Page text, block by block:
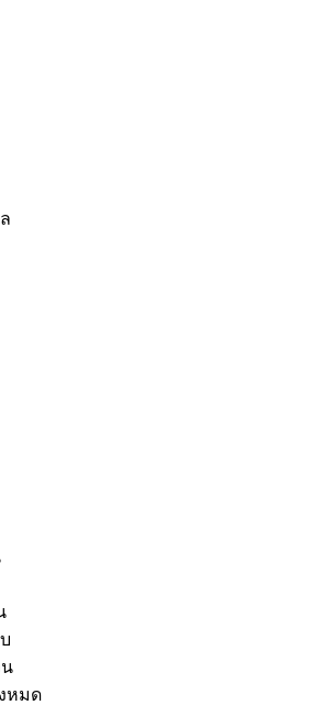
น
หมด